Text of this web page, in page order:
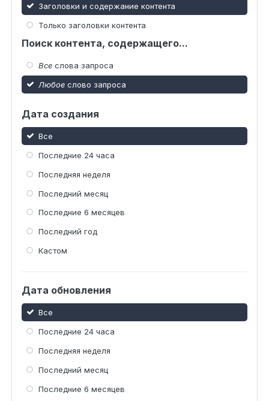
Заголовки и содержание контента
Только заголовки контента
Поиск контента, содержащего...
Все слова запроса
Любое слово запроса
Дата создания
Все
Последние 24 часа
Последняя неделя
Последний месяц
Последние 6 месяцев
Последний год
Кастом
Дата обновления
Все
Последние 24 часа
Последняя неделя
Последний месяц
Последние 6 месяцев